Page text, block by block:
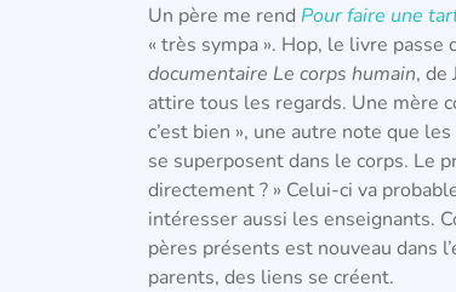
Un père me rend Pour faire une
« très sympa ». Hop, le livre
documentaire Le corps humain, de
attire tous les regards. Une mère
c’est bien », une autre note que
se superposent dans le corps. Le
directement ? » Celui-ci va
intéresser aussi les enseignants.
pères présents est nouveau dans
parents, des liens se créent.